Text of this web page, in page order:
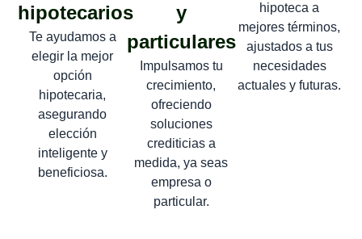
hipotecarios
Te ayudamos a
elegir la mejor
opción
hipotecaria,
asegurando
elección
inteligente y
beneficiosa.
y
particulares
Impulsamos tu
crecimiento,
ofreciendo
soluciones
crediticias a
medida, ya seas
empresa o
particular.
hipoteca a
mejores términos,
ajustados a tus
necesidades
actuales y futuras.